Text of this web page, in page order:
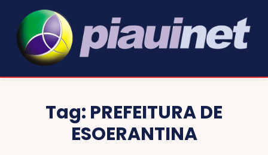
Tag: PREFEITURA DE
ESOERANTINA